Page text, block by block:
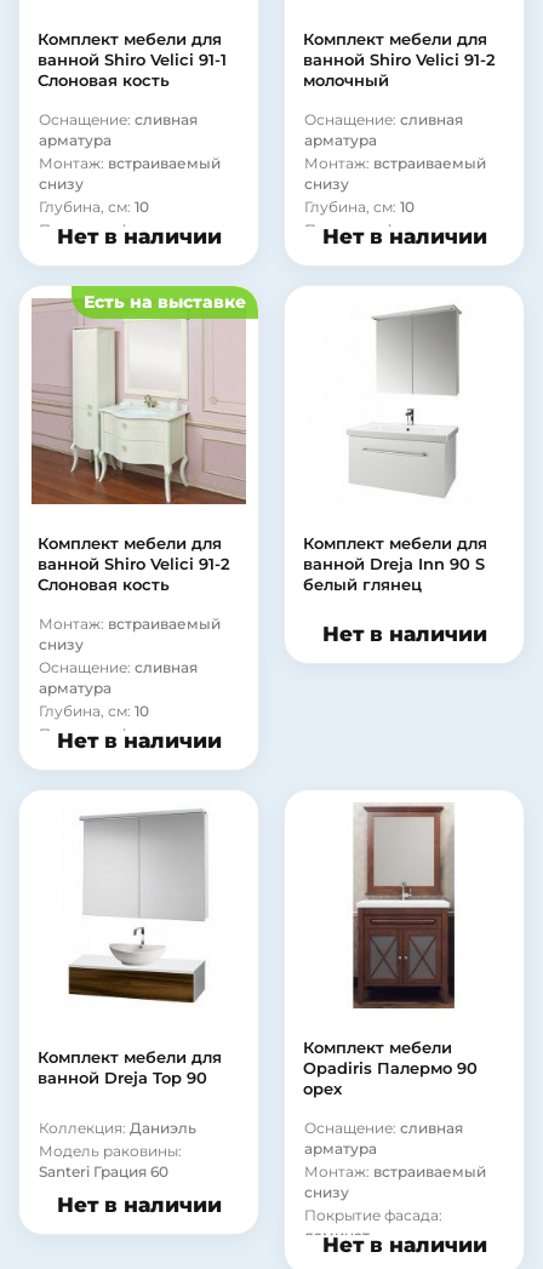
Комплект мебели для
ванной Shiro Velici 91-1
Слоновая кость
Оснащение: сливная
арматура
Монтаж: встраиваемый
снизу
Глубина, см: 10
Покрытие фасада:
ламинат
Нет в наличии
Комплект мебели для
ванной Shiro Velici 91-2
молочный
Оснащение: сливная
арматура
Монтаж: встраиваемый
снизу
Глубина, см: 10
Покрытие фасада:
ламинат
Нет в наличии
Есть на выставке
Комплект мебели для
ванной Shiro Velici 91-2
Слоновая кость
Монтаж: встраиваемый
снизу
Оснащение: сливная
арматура
Глубина, см: 10
Покрытие фасада:
ламинат
Нет в наличии
Комплект мебели для
ванной Dreja Inn 90 S
белый глянец
Нет в наличии
Комплект мебели для
ванной Dreja Top 90
Коллекция: Даниэль
Модель раковины:
Santeri Грация 60
Нет в наличии
Комплект мебели
Opadiris Палермо 90
орех
Оснащение: сливная
арматура
Монтаж: встраиваемый
снизу
Покрытие фасада:
ламинат
Материал корпуса:
Нет в наличии